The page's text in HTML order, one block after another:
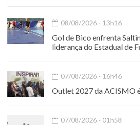
08/08/2026 - 13h16
Gol de Bico enfrenta
liderança do Estadual de
07/08/2026 - 16h46
Outlet 2027 da ACISMO
07/08/2026 - 01h58